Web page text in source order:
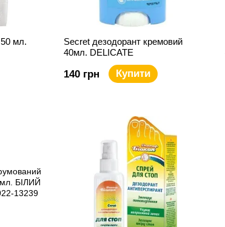
50 мл.
Secret дезодорант кремовий
40мл. DELICATE
140 грн Купити